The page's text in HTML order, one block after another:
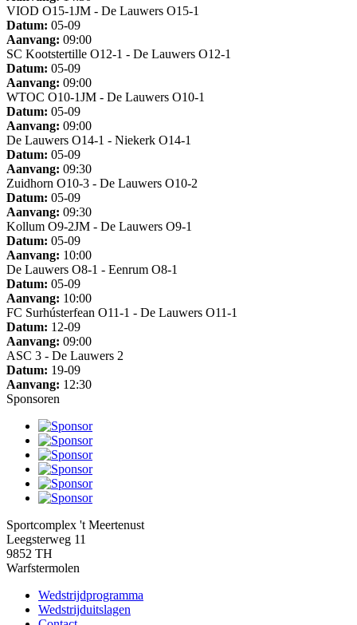
VIOD O15-1JM - De Lauwers O15-1
Datum: 05-09
Aanvang: 09:00
SC Kootstertille O12-1 - De Lauwers O12-1
Datum: 05-09
Aanvang: 09:00
WTOC O10-1JM - De Lauwers O10-1
Datum: 05-09
Aanvang: 09:00
De Lauwers O14-1 - Niekerk O14-1
Datum: 05-09
Aanvang: 09:30
Zuidhorn O10-3 - De Lauwers O10-2
Datum: 05-09
Aanvang: 09:30
Kollum O9-2JM - De Lauwers O9-1
Datum: 05-09
Aanvang: 10:00
De Lauwers O8-1 - Eenrum O8-1
Datum: 05-09
Aanvang: 10:00
FC Surhústerfean O11-1 - De Lauwers O11-1
Datum: 12-09
Aanvang: 09:00
ASC 3 - De Lauwers 2
Datum: 19-09
Aanvang: 12:30
Sponsoren
Sportcomplex 't Meertenust
Leegsterweg 11
9852 TH
Warfstermolen
Wedstrijdprogramma
Wedstrijduitslagen